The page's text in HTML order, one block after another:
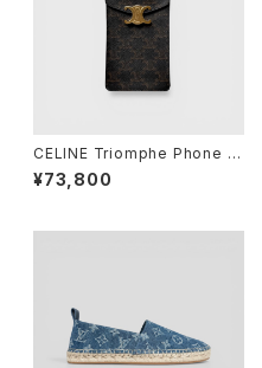
CELINE Triomphe Phone P
ouch Triomphe Canvas
¥73,800